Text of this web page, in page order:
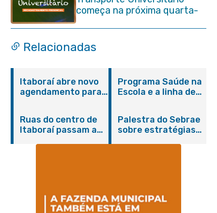
começa na próxima quarta-
feira (29/07)
Relacionadas
Itaboraí abre novo
agendamento para
Programa Saúde na
Escola e a linha de
promovem
conscientização
sobre hanseníase
Ruas do centro de
Itaboraí passam a
Palestra do Sebrae
sobre estratégias